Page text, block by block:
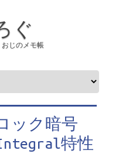
ぐ
じのメモ帳
ック暗号
特性